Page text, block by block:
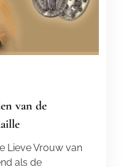
van de
Lieve Vrouw van
als de